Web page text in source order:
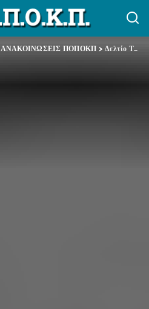
ΑΝΑΚΟΙΝΩΣΕΙΣ ΠΟΠΟΚΠ >Δελτίο Τύπου ΑΔΕΔΥ – Γενική Απεργία ΑΔΕΔΥ – ΓΣΕΕ 27.11.2014